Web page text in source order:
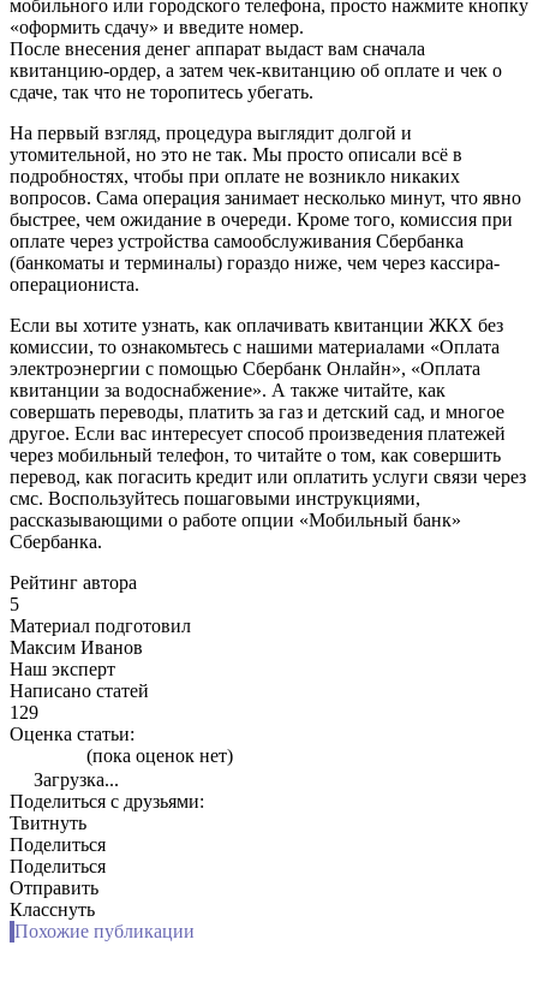
мобильного или городского телефона, просто нажмите кнопку
«оформить сдачу» и введите номер.
После внесения денег аппарат выдаст вам сначала
квитанцию-ордер, а затем чек-квитанцию об оплате и чек о
сдаче, так что не торопитесь убегать.
На первый взгляд, процедура выглядит долгой и
утомительной, но это не так. Мы просто описали всё в
подробностях, чтобы при оплате не возникло никаких
вопросов. Сама операция занимает несколько минут, что явно
быстрее, чем ожидание в очереди. Кроме того, комиссия при
оплате через устройства самообслуживания Сбербанка
(банкоматы и терминалы) гораздо ниже, чем через кассира-
операциониста.
Если вы хотите узнать, как оплачивать квитанции ЖКХ без
комиссии, то ознакомьтесь с нашими материалами «Оплата
электроэнергии с помощью Сбербанк Онлайн», «Оплата
квитанции за водоснабжение». А также читайте, как
совершать переводы, платить за газ и детский сад, и многое
другое. Если вас интересует способ произведения платежей
через мобильный телефон, то читайте о том, как совершить
перевод, как погасить кредит или оплатить услуги связи через
смс. Воспользуйтесь пошаговыми инструкциями,
рассказывающими о работе опции «Мобильный банк»
Сбербанка.
Рейтинг автора
5
Материал подготовил
Максим Иванов
Наш эксперт
Написано статей
129
Оценка статьи:
(пока оценок нет)
Загрузка...
Поделиться с друзьями:
Твитнуть
Поделиться
Поделиться
Отправить
Класснуть
Похожие публикации